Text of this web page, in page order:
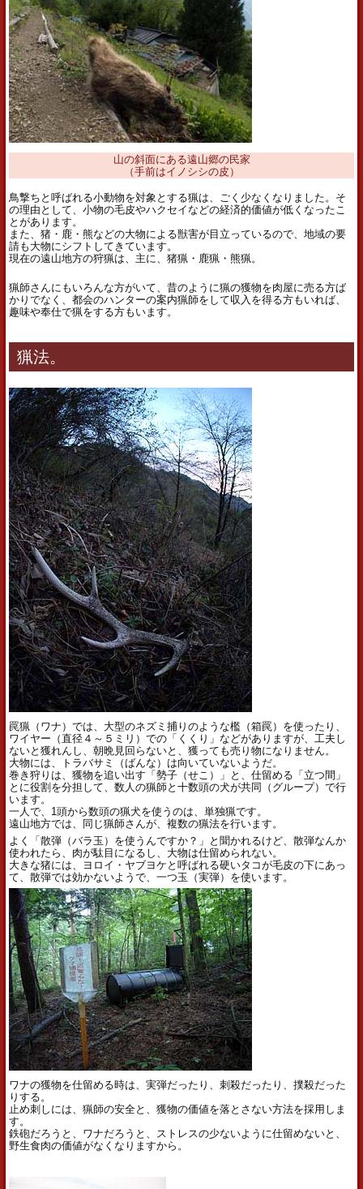
山の斜面にある遠山郷の民家
（手前はイノシシの皮）
鳥撃ちと呼ばれる小動物を対象とする猟は、ごく少なくなりました。そ
の理由として、小物の毛皮やハクセイなどの経済的価値が低くなったこ
とがあります。
また、猪・鹿・熊などの大物による獣害が目立っているので、地域の要
請も大物にシフトしてきています。
現在の遠山地方の狩猟は、主に、猪猟・鹿猟・熊猟。
猟師さんにもいろんな方がいて、昔のように猟の獲物を肉屋に売る方ば
かりでなく、都会のハンターの案内猟師をして収入を得る方もいれば、
趣味や奉仕で猟をする方もいます。
猟法。
罠猟（ワナ）では、大型のネズミ捕りのような檻（箱罠）を使ったり、
ワイヤー（直径４～５ミリ）での「くくり」などがありますが、工夫し
ないと獲れんし、朝晩見回らないと、獲っても売り物になりません。
大物には、トラバサミ（ばんな）は向いていないようだ。
巻き狩りは、獲物を追い出す「勢子（せこ）」と、仕留める「立つ間」
とに役割を分担して、数人の猟師と十数頭の犬が共同（グループ）で行
います。
一人で、1頭から数頭の猟犬を使うのは、単独猟です。
遠山地方では、同じ猟師さんが、複数の猟法を行います。
よく「散弾（バラ玉）を使うんですか？」と聞かれるけど、散弾なんか
使われたら、肉が駄目になるし、大物は仕留められない。
大きな猪には、ヨロイ・ヤブヨケと呼ばれる硬いタコが毛皮の下にあっ
て、散弾では効かないようで、一つ玉（実弾）を使います。
ワナの獲物を仕留める時は、実弾だったり、刺殺だったり、撲殺だった
りする。
止め刺しには、猟師の安全と、獲物の価値を落とさない方法を採用しま
す。
鉄砲だろうと、ワナだろうと、ストレスの少ないように仕留めないと、
野生食肉の価値がなくなりますから。